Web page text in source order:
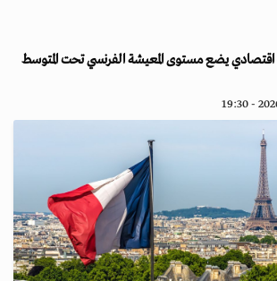
يضع مستوى المعيشة الفرنسي تحت المتوسط